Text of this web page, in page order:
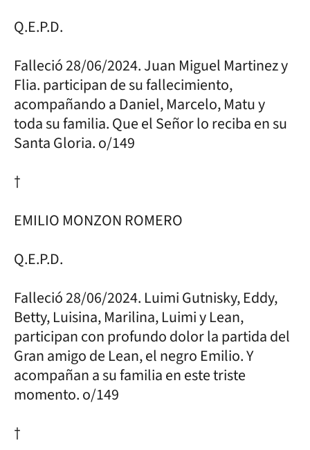
Q.E.P.D.
Falleció 28/06/2024. Juan Miguel Martinez y
Flia. participan de su fallecimiento,
acompañando a Daniel, Marcelo, Matu y
toda su familia. Que el Señor lo reciba en su
Santa Gloria. o/149
†
EMILIO MONZON ROMERO
Q.E.P.D.
Falleció 28/06/2024. Luimi Gutnisky, Eddy,
Betty, Luisina, Marilina, Luimi y Lean,
participan con profundo dolor la partida del
Gran amigo de Lean, el negro Emilio. Y
acompañan a su familia en este triste
momento. o/149
†